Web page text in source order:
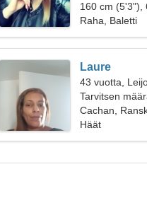
160 cm (5'3"),
Raha, Baletti
Laure
43 vuotta,
Tarvitsen
kokkaamaan
Cachan,
Häät